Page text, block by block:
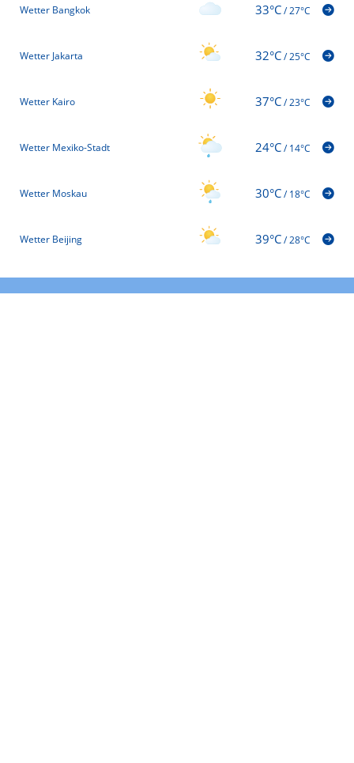
Wetter Bangkok 33°C/27°C
Wetter Jakarta 32°C/25°C
Wetter Kairo 37°C/23°C
Wetter Mexiko-Stadt 24°C/14°C
Wetter Moskau 30°C/18°C
Wetter Beijing 39°C/28°C